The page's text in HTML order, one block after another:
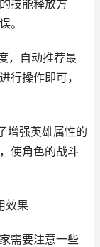
技能释放方
。
，自动推荐最
行操作即可，
增强英雄属性的
使角色的战斗
效果
需要注意一些